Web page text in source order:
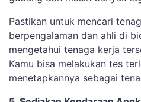
Pastikan untuk mencari
berpengalaman dan ahli di
mengetahui tenaga kerja
Kamu bisa melakukan tes
menetapkannya sebagai